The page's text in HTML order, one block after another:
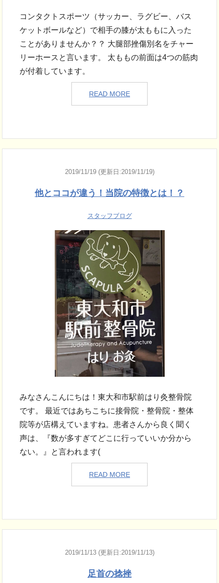
コンタクトスポーツ（サッカー、ラグビー、バス
ケットボールなど）で相手の膝が太ももに入った
ことがありませんか？？ 大腿部挫傷別名をチャー
リーホースと言います。 太ももの前面は4つの筋肉
が付着しています。
READ MORE
2019/11/19 (更新日:2019/11/19)
他とココが違う！当院の特徴とは！？
スタッフブログ
みなさんこんにちは！東大和市駅前はり灸整骨院
です。 最近ではあちこちに接骨院・整骨院・整体
院等が店構えていますね。患者さんから良く聞く
声は、『数が多すぎてどこに行っていいか分から
ない。』と言われます(
READ MORE
2019/11/13 (更新日:2019/11/13)
足首の捻挫